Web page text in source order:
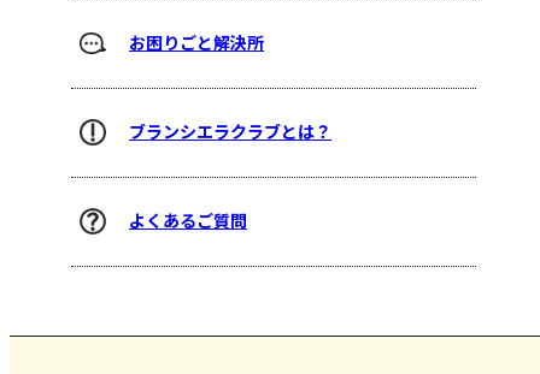
お困りごと解決所
ブランシエラクラブとは？
よくあるご質問